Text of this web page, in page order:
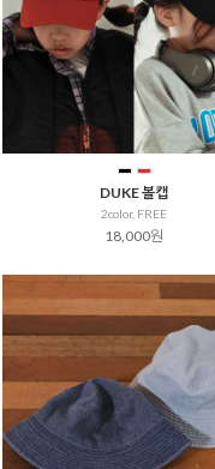
DUKE 볼캡
2color, FREE
18,000원